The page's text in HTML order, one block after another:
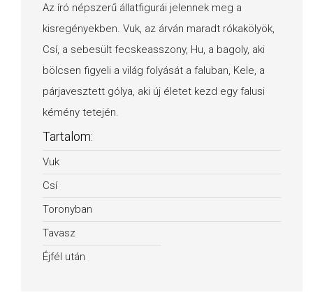
Az író népszerű állatfigurái jelennek meg a
kisregényekben. Vuk, az árván maradt rókakölyök,
Csí, a sebesült fecskeasszony, Hu, a bagoly, aki
bölcsen figyeli a világ folyását a faluban, Kele, a
párjavesztett gólya, aki új életet kezd egy falusi
kémény tetején.
Tartalom:
Vuk
Csí
Toronyban
Tavasz
Éjfél után